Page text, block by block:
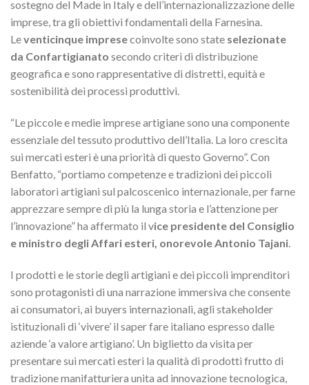
sostegno del Made in Italy e dell’internazionalizzazione delle
imprese, tra gli obiettivi fondamentali della Farnesina.
Leventicinque impresecoinvolte sono state selezionate
da Confartigianato secondo criteri di distribuzione
geografica e sono rappresentative di distretti, equità e
sostenibilità dei processi produttivi.
“Le piccole e medie imprese artigiane sono una componente
essenziale del tessuto produttivo dell’Italia. La loro crescita
sui mercati esteri è una priorità di questo Governo”. Con
Benfatto, “portiamo competenze e tradizioni dei piccoli
laboratori artigiani sul palcoscenico internazionale, per farne
apprezzare sempre di più la lunga storia e l’attenzione per
l’innovazione” ha affermato il vice presidente del Consiglio
e ministro degli Affari esteri, onorevole Antonio Tajani.
I prodotti e le storie degli artigiani e dei piccoli imprenditori
sono protagonisti di una narrazione immersiva che consente
ai consumatori, ai buyers internazionali, agli stakeholder
istituzionali di ‘vivere’ il saper fare italiano espresso dalle
aziende ‘a valore artigiano’. Un biglietto da visita per
presentare sui mercati esteri la qualità di prodotti frutto di
tradizione manifatturiera unita ad innovazione tecnologica,